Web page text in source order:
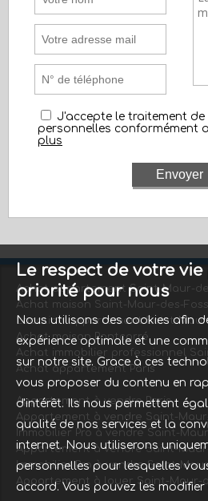
J'accepte le traitement de
personnelles conformément
plus
Achat appartement Saint-Maur-
Achat maison Saint-Maur-des-
Location appartement Saint-
Achat maison Pontcarré
Achat immobilier professionnel
Achat appartement Paris
Appartement à vendre Paris
Appartement à vendre Saint-
Immobilier Pro à vendre Saint-
Appartement à vendre Saint-
Immobilier Pro à vendre Saint-
Appartement à louer Saint-Maur-
Le respect de votre
priorité pour nous
Nous utilisons des cookies afin
expérience optimale et une
sur notre site. Grace à ces
vous proposer du contenu en
d'intérêt. Ils nous permettent
qualité de nos services et la
internet. Nous utiliserons
personnelles pour lesquelles
accord. Vous pouvez les